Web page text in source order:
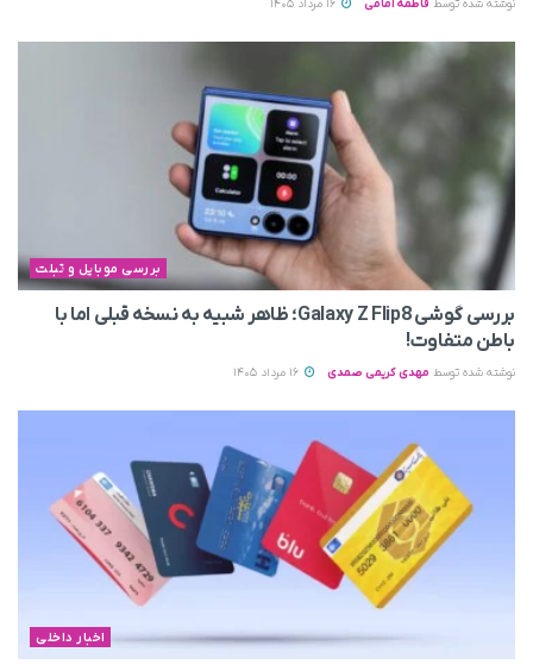
نوشته شده توسط فاطمه امامی
بررسی موبایل و تبلت
بررسی گوشی Galaxy Z Flip8؛ ظاهر شبیه به نسخه قبلی اما با
باطن متفاوت!
نوشته شده توسط مهدی کریمی صمدی
اخبار داخلی